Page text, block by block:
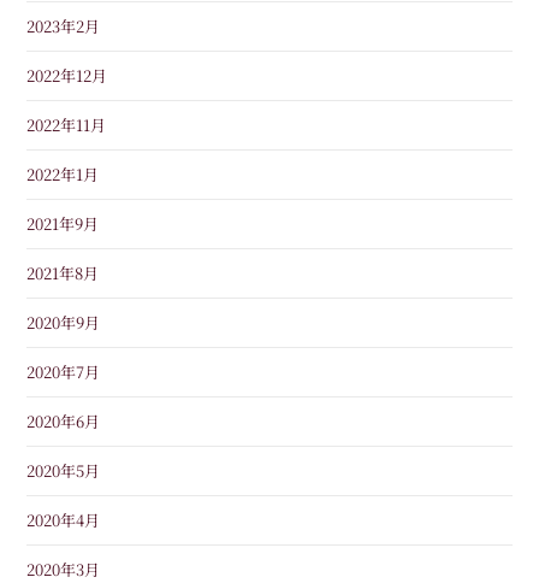
2023年2月
2022年12月
2022年11月
2022年1月
2021年9月
2021年8月
2020年9月
2020年7月
2020年6月
2020年5月
2020年4月
2020年3月